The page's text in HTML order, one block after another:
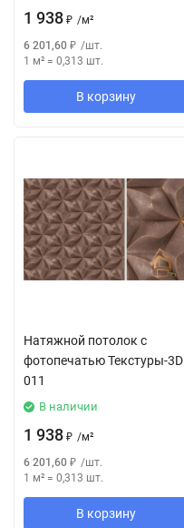
1 938 ₽ /м²
6 201,60 ₽ /шт.
1 м² = 0,313 шт.
В корзину
Натяжной потолок с
фотопечатью Текстуры-3D
011
В наличии
1 938 ₽ /м²
6 201,60 ₽ /шт.
1 м² = 0,313 шт.
В корзину